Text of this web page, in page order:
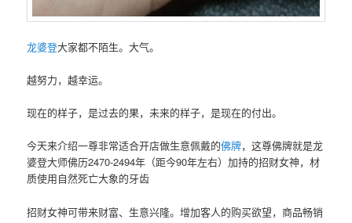
龙婆登大家都不陌生。大气。
越努力，越幸运。
现在的样子，是过去的果，未来的样子，是现在的付出。
今天来介绍一尊非常适合开店做生意佩戴的佛牌，这尊佛牌就是龙
婆登大师佛历2470-2494年（距今90年左右）加持的招财女神，材
质使用自然死亡大象的牙齿
招财女神可带来财富、生意兴隆。增加客人的购买欲望，商品畅销